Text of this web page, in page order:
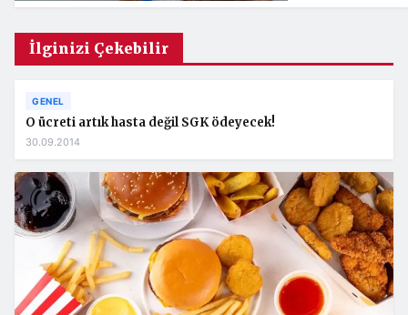
İlginizi Çekebilir
GENEL
O ücreti artık hasta değil SGK ödeyecek!
30.09.2014